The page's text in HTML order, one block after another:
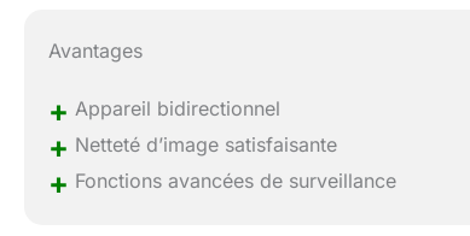
Avantages
+ Appareil bidirectionnel
+ Netteté d’image satisfaisante
+ Fonctions avancées de surveillance